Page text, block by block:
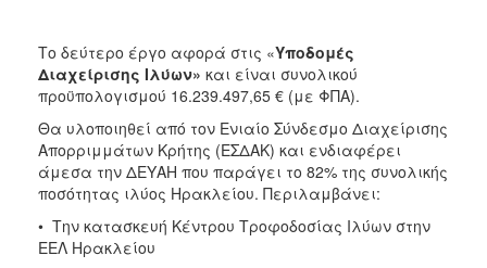
Το δεύτερο έργο αφορά στις «Υποδομές
Διαχείρισης Ιλύων» και είναι συνολικού
προϋπολογισμού 16.239.497,65 € (με ΦΠΑ).
Θα υλοποιηθεί από τον Ενιαίο Σύνδεσμο Διαχείρισης
Απορριμμάτων Κρήτης (ΕΣΔΑΚ) και ενδιαφέρει
άμεσα την ΔΕΥΑΗ που παράγει το 82% της συνολικής
ποσότητας ιλύος Ηρακλείου. Περιλαμβάνει:
• Την κατασκευή Κέντρου Τροφοδοσίας Ιλύων στην
ΕΕΛ Ηρακλείου